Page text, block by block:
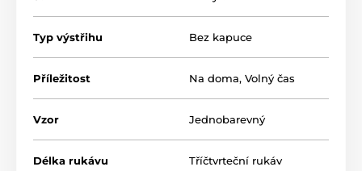
Typ výstřihu Bez kapuce
Příležitost Na doma, Volný čas
Vzor Jednobarevný
Délka rukávu Tříčtvrteční rukáv